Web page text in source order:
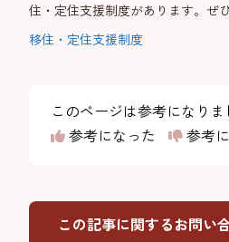
住・定住支援制度があります。ぜ
移住・定住支援制度
このページは参考になりま
参考になった
参考
この記事に関するお問い